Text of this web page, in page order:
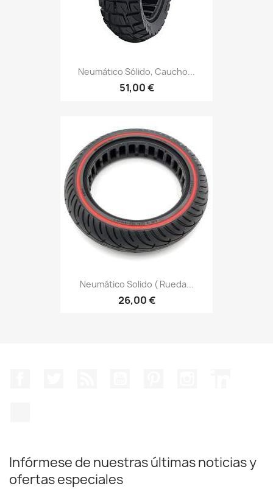
Neumático Sólido, Caucho...
51,00 €
Neumático Solido ( Rueda...
26,00 €
Infórmese de nuestras últimas noticias y
ofertas especiales